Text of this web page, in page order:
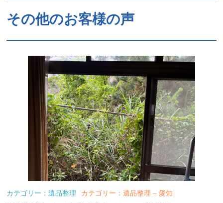
その他のお客様の声
カテゴリー：遺品整理 カテゴリー：遺品整理 – 愛知